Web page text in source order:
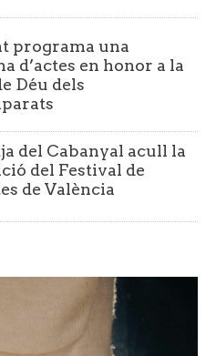
programa una
d’actes en honor a la
Déu dels
del Cabanyal acull la
del Festival de
de València